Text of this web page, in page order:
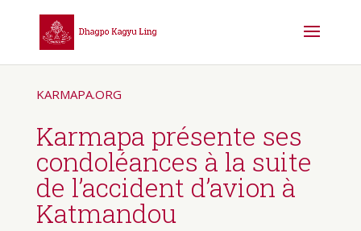
KARMAPA.ORG
Karmapa présente ses
condoléances à la suite
de l’accident d’avion à
Katmandou